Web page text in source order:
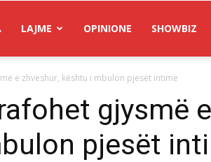
LAJME OPINIONE SHOWBIZ
e zhveshur, kështu i mbulon pjesët intime
gjysmë
pjesët